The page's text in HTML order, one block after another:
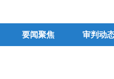
要闻聚焦 审判动